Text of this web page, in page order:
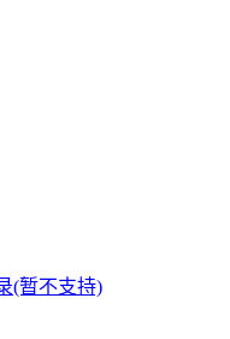
(暂不支持)